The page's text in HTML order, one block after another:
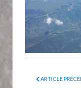
ARTICLE